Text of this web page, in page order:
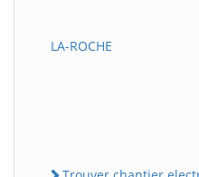
LA-ROCHE